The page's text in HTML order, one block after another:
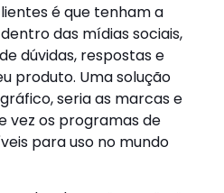
é que tenham a
das mídias sociais,
dúvidas, respostas e
produto. Uma solução
seria as marcas e
vez os programas de
para uso no mundo